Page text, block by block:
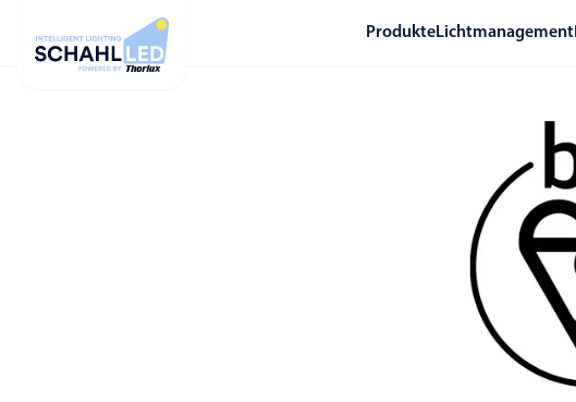
ProdukteLichtmanagement